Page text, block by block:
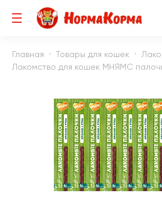
Главная Товары для кошек
Лакомство для кошек МНЯМС